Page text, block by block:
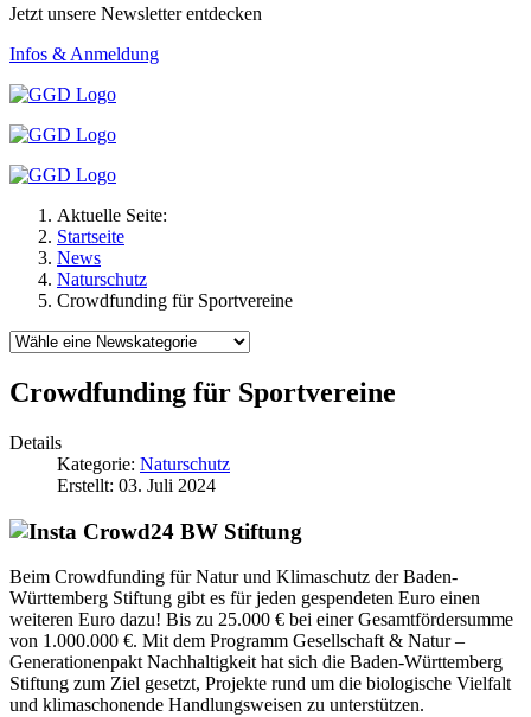
Jetzt unsere Newsletter entdecken
Infos & Anmeldung
Aktuelle Seite:
Startseite
News
Naturschutz
Crowdfunding für Sportvereine
Crowdfunding für Sportvereine
Details
Kategorie: Naturschutz
Erstellt: 03. Juli 2024
Beim Crowdfunding für Natur und Klimaschutz der Baden-
Württemberg Stiftung gibt es für jeden gespendeten Euro einen
weiteren Euro dazu! Bis zu 25.000 € bei einer Gesamtfördersumme
von 1.000.000 €. Mit dem Programm Gesellschaft & Natur –
Generationenpakt Nachhaltigkeit hat sich die Baden-Württemberg
Stiftung zum Ziel gesetzt, Projekte rund um die biologische Vielfalt
und klimaschonende Handlungsweisen zu unterstützen.